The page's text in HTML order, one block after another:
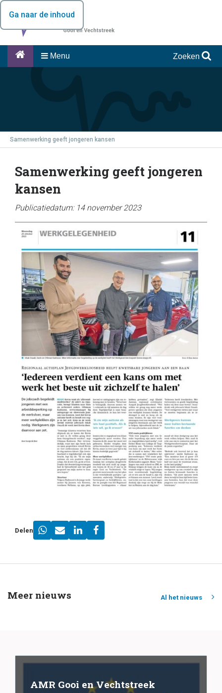
Ga naar de inhoud
Menu Zoeken
Samenwerking geeft jongeren kansen
Samenwerking geeft jongeren
kansen
Publicatiedatum: 14 november 2023
Delen
Meer nieuws Al het nieuws
AMR Gooi en Vechtstreek